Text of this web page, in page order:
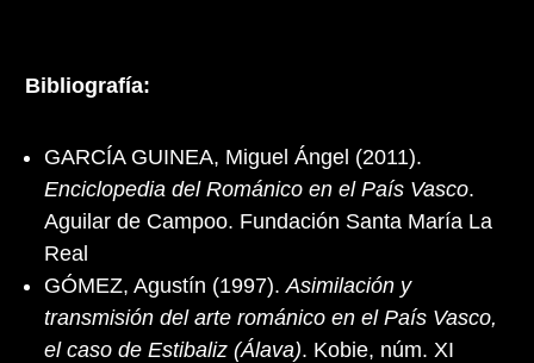
Bibliografía:
GARCÍA GUINEA, Miguel Ángel (2011).
Enciclopedia del Románico en el País Vasco.
Aguilar de Campoo. Fundación Santa María La
Real
GÓMEZ, Agustín (1997). Asimilación y
transmisión del arte románico en el País Vasco,
el caso de Estibaliz (Álava). Kobie, núm. XI